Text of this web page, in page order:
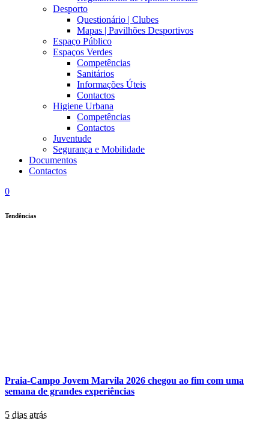
Desporto
Questionário | Clubes
Mapas | Pavilhões Desportivos
Espaço Público
Espaços Verdes
Competências
Sanitários
Informações Úteis
Contactos
Higiene Urbana
Competências
Contactos
Juventude
Segurança e Mobilidade
Documentos
Contactos
0
Tendências
Praia-Campo Jovem Marvila 2026 chegou ao fim com uma
semana de grandes experiências
5 dias atrás